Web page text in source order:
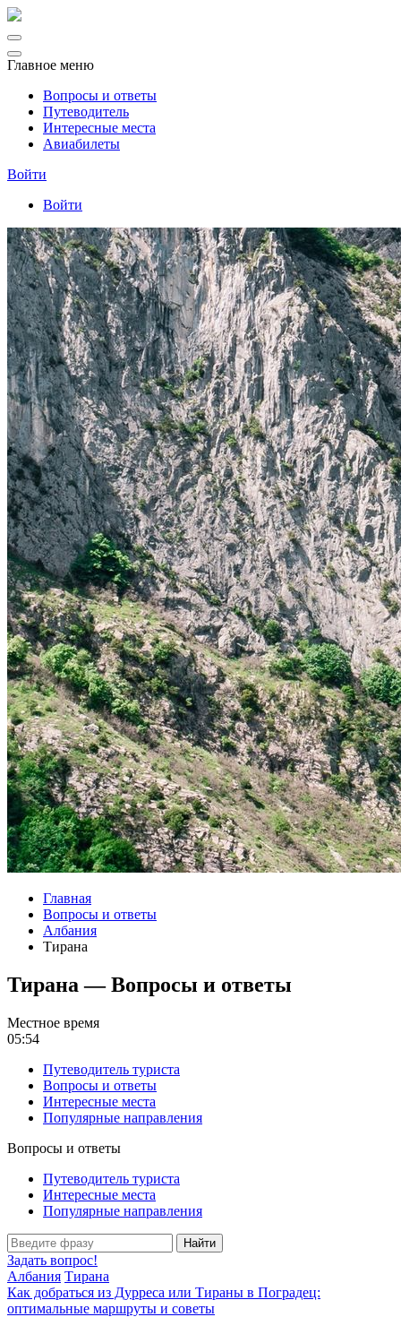
Главное меню
Вопросы и ответы
Путеводитель
Интересные места
Авиабилеты
Войти
Войти
Главная
Вопросы и ответы
Албания
Тирана
Тирана — Вопросы и ответы
Местное время
05:54
Путеводитель туриста
Вопросы и ответы
Интересные места
Популярные направления
Вопросы и ответы
Путеводитель туриста
Интересные места
Популярные направления
Найти
Задать вопрос!
Албания Тирана
Как добраться из Дурреса или Тираны в Поградец:
оптимальные маршруты и советы